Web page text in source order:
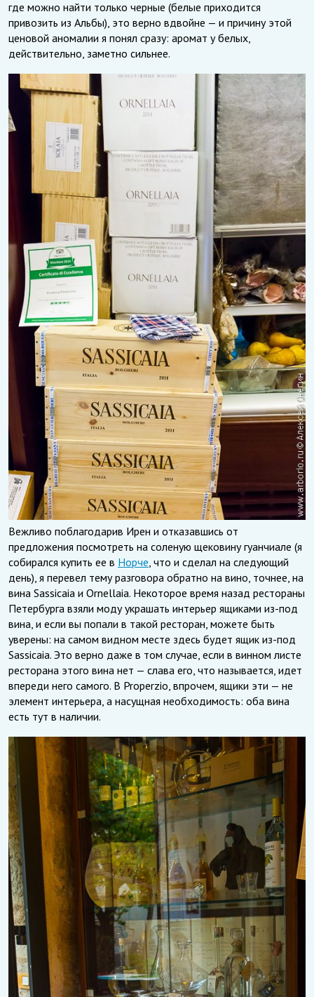
где можно найти только черные (белые приходится
привозить из Альбы), это верно вдвойне — и причину этой
ценовой аномалии я понял сразу: аромат у белых,
действительно, заметно сильнее.
Вежливо поблагодарив Ирен и отказавшись от
предложения посмотреть на соленую щековину гуанчиале (я
собирался купить ее в Норче , что и сделал на следующий
день), я перевел тему разговора обратно на вино, точнее, на
вина Sassicaia и Ornellaia. Некоторое время назад рестораны
Петербурга взяли моду украшать интерьер ящиками из-под
вина, и если вы попали в такой ресторан, можете быть
уверены: на самом видном месте здесь будет ящик из-под
Sassicaia. Это верно даже в том случае, если в винном листе
ресторана этого вина нет — слава его, что называется, идет
впереди него самого. В Properzio, впрочем, ящики эти — не
элемент интерьера, а насущная необходимость: оба вина
есть тут в наличии.